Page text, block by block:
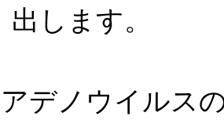
出します。
デノウイルス